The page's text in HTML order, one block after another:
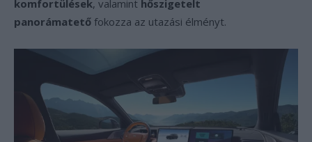
komfortülések, valamint hőszigetelt
panorámatető fokozza az utazási élményt.